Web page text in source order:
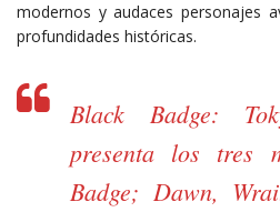
modernos y audaces personajes
profundidades históricas.
Black Badge:
presenta los tres
Badge; Dawn,